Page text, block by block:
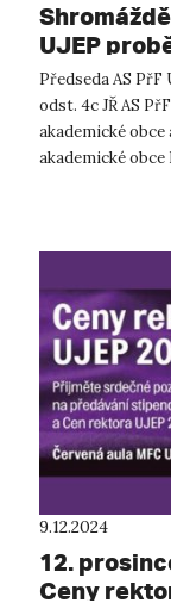
UJEP
Předseda AS PřF
odst. 4c JŘ AS
akademické
akademické
9.12.2024
12.
Ceny